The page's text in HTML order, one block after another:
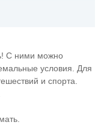
С ними можно
условия. Для
и спорта.